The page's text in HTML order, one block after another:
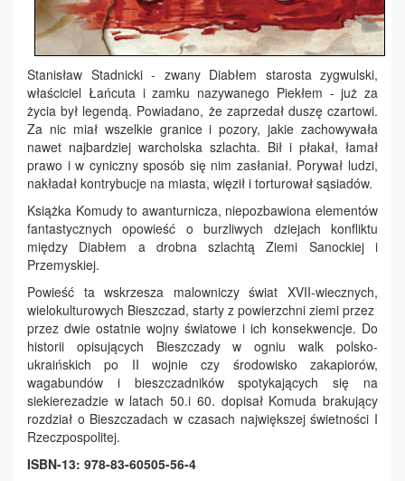
Stanisław Stadnicki - zwany Diabłem starosta zygwulski,
właściciel Łańcuta i zamku nazywanego Piekłem - już za
życia był legendą. Powiadano, że zaprzedał duszę czartowi.
Za nic miał wszelkie granice i pozory, jakie zachowywała
nawet najbardziej warcholska szlachta. Bił i płakał, łamał
prawo i w cyniczny sposób się nim zasłaniał. Porywał ludzi,
nakładał kontrybucje na miasta, więził i torturował sąsiadów.
Książka Komudy to awanturnicza, niepozbawiona elementów
fantastycznych opowieść o burzliwych dziejach konfliktu
między Diabłem a drobna szlachtą Ziemi Sanockiej i
Przemyskiej.
Powieść ta wskrzesza malowniczy świat XVII-wiecznych,
wielokulturowych Bieszczad, starty z powierzchni ziemi przez
przez dwie ostatnie wojny światowe i ich konsekwencje. Do
historii opisujących Bieszczady w ogniu walk polsko-
ukraińskich po II wojnie czy środowisko zakapiorów,
wagabundów i bieszczadników spotykających się na
siekierezadzie w latach 50.i 60. dopisał Komuda brakujący
rozdział o Bieszczadach w czasach największej świetności I
Rzeczpospolitej.
ISBN-13: 978-83-60505-56-4